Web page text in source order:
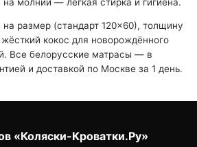
размер (стандарт 120×60), толщину
кокос для новорождённого
Все белорусские матрасы — в
и доставкой по Москве за 1 день.
«Коляски-Кроватки.Ру»